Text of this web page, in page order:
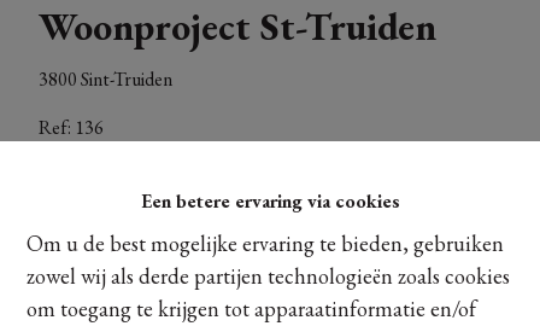
Een betere ervaring via cookies
Om u de best mogelijke ervaring te bieden, gebruiken
zowel wij als derde partijen technologieën zoals cookies
om toegang te krijgen tot apparaatinformatie en/of
Woonproject St-Truiden
3800 Sint-Truiden
Ref: 136